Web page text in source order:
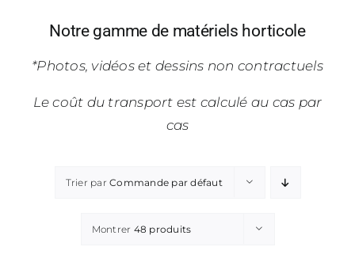
Notre gamme de matériels horticole
*Photos, vidéos et dessins non contractuels
Le coût du transport est calculé au cas par
cas
Trier parCommande par défaut
Montrer 48 produits